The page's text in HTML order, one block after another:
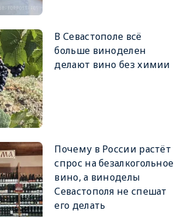
В Севастополе всё
больше виноделен
делают вино без химии
Почему в России растёт
спрос на безалкогольное
вино, а виноделы
Севастополя не спешат
его делать